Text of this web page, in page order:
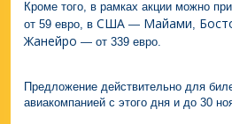
Кроме того, в рамках акции можно
от 59 евро, в США — Майами,
Жанейро — от 339 евро.
Предложение действительно для
авиакомпанией с этого дня и до 30